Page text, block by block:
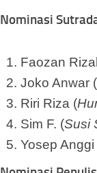
Nominasi
Faozan
Joko Anwar (
Riri Riza (
Sim F. (Susi
Yosep